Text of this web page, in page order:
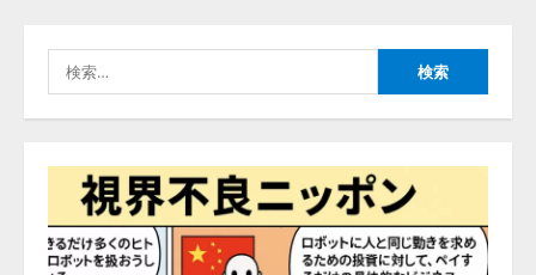
索:
2026/08/05/18:53:45
4
生成AIサービス経由のWebサイト
流入の実態を調査
2026/08/05/16:54:34